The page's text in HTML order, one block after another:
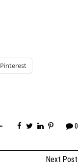
Pinterest
0
Next Post